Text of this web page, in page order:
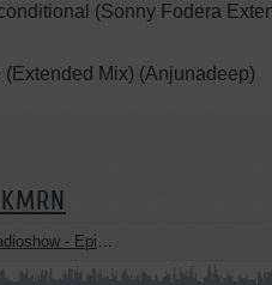
(Sonny Fodera
Mix) (Anjunadeep)
- Episode011